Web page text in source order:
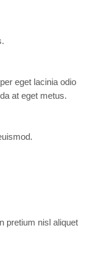
eget lacinia odio
at eget metus.
pretium nisl aliquet